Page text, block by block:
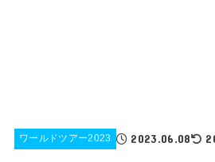
ワールドツアー2023 2023.06.08